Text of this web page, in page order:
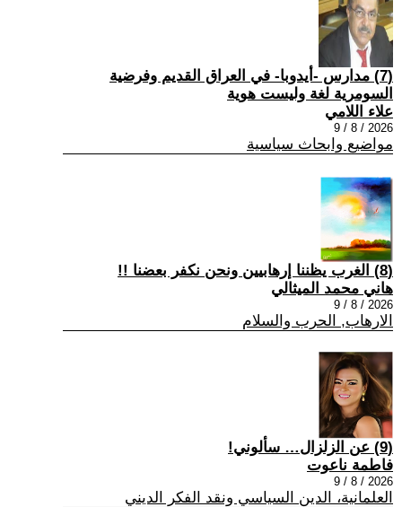
(7) مدارس -أيدوبا- في العراق القديم وفرضية
السومرية لغة وليست هوية
علاء اللامي
2026 / 8 / 9
مواضيع وابحاث سياسية
(8) الغرب يظننا إرهابيين ونحن نكفر بعضنا !!
هاني محمد الميثالي
2026 / 8 / 9
الارهاب, الحرب والسلام
(9) عن الزلزال… سألوني!
فاطمة ناعوت
2026 / 8 / 9
العلمانية، الدين السياسي ونقد الفكر الديني